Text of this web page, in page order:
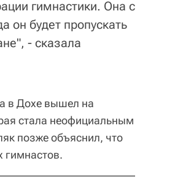
гимнастики. Она с
он будет пропускать
- сказала
в Дохе вышел на
стала неофициальным
позже объяснил, что
гимнастов.